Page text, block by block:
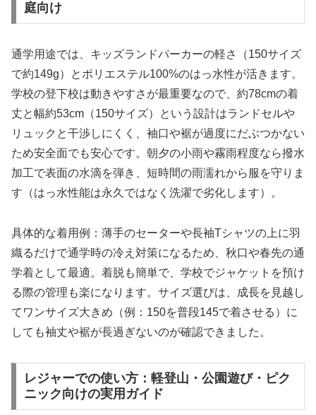
庭向け
通学用途では、キッズランドパーカーの軽さ（150サイズ
で約149g）とポリエステル100%のはっ水性が活きます。
学校の登下校は動きやすさが最重要なので、約78cmの着
丈と幅約53cm（150サイズ）という設計はランドセルや
リュックと干渉しにくく、袖口や裾が過度にだぶつかない
ため安全面でも安心です。朝夕の小雨や霧雨程度なら撥水
加工で表面の水滴を弾き、短時間の雨濡れから服を守りま
す（はっ水性能は永久ではなく洗濯で劣化します）。
具体的な着用例：薄手のセーターや長袖Tシャツの上に羽
織るだけで通学時の冷え対策になるため、秋口や春先の通
学着として最適。着脱も簡単で、学校でジャケットを預け
る際の管理も楽になります。サイズ選びは、成長を見越し
てワンサイズ大きめ（例：150を普段145で着させる）に
しても袖丈や裾が長過ぎないのが確認できました。
レジャーでの使い方：軽登山・公園遊び・ピク
ニック向けの実用ガイド